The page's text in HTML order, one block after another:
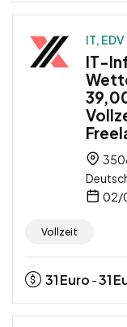
IT, EDV
IT-
02/
Vollzeit
31Euro -31